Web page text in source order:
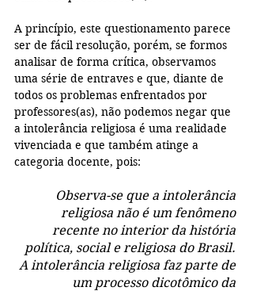
A princípio, este questionamento parece
ser de fácil resolução, porém, se formos
analisar de forma crítica, observamos
uma série de entraves e que, diante de
todos os problemas enfrentados por
professores(as), não podemos negar que
a intolerância religiosa é uma realidade
vivenciada e que também atinge a
categoria docente, pois:
Observa-se que a intolerância
religiosa não é um fenômeno
recente no interior da história
política, social e religiosa do Brasil.
A intolerância religiosa faz parte de
um processo dicotômico da